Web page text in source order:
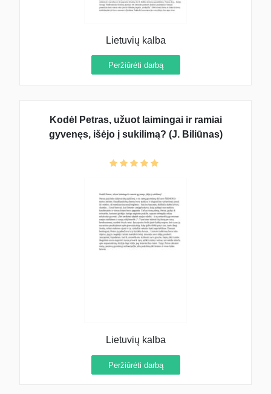
Lietuvių kalba
Peržiūrėti darbą
Kodėl Petras, užuot laimingai ir ramiai
gyvenęs, išėjo į sukilimą? (J. Biliūnas)
Lietuvių kalba
Peržiūrėti darbą